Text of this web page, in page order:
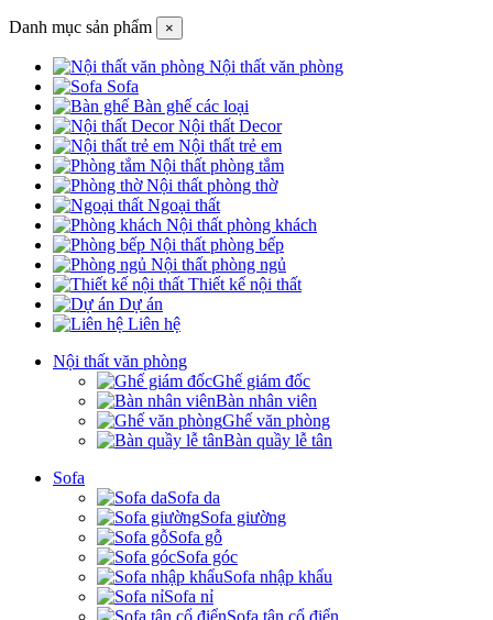
Danh mục sản phẩm ×
Nội thất văn phòng
Sofa
Bàn ghế các loại
Nội thất Decor
Nội thất trẻ em
Nội thất phòng tắm
Nội thất phòng thờ
Ngoại thất
Nội thất phòng khách
Nội thất phòng bếp
Nội thất phòng ngủ
Thiết kế nội thất
Dự án
Liên hệ
Nội thất văn phòng
Ghế giám đốc
Bàn nhân viên
Ghế văn phòng
Bàn quầy lễ tân
Sofa
Sofa da
Sofa giường
Sofa gỗ
Sofa góc
Sofa nhập khẩu
Sofa nỉ